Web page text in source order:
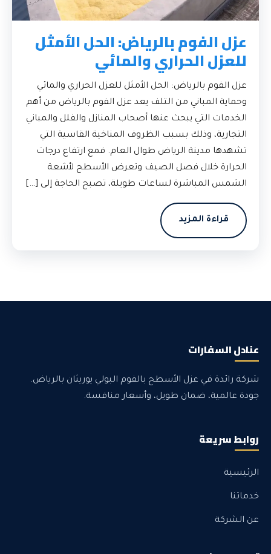
عزل الفوم بالرياض: الحل الأمثل
للعزل الحراري والمائي
عزل الفوم بالرياض: الحل الأمثل للعزل الحراري والمائي
وحماية المباني من التلف يعد عزل الفوم بالرياض من أهم
الخدمات التي يبحث عنها أصحاب المنازل والفلل والمباني
التجارية، وذلك بسبب الظروف المناخية القاسية التي
تشهدها مدينة الرياض طوال العام. فمع ارتفاع درجات
الحرارة خلال فصل الصيف وتعرض الأسطح لأشعة
الشمس المباشرة لساعات طويلة، تصبح الحاجة إلى […]
قراءة المزيد
عنادل السفارات
شركة رائدة في عزل الأسطح بالفوم البولي يوريثان بالرياض.
جودة عالمية، ضمان طويل، وأسعار منافسة.
روابط سريعة
الرئيسية
خدماتنا
عن الشركة